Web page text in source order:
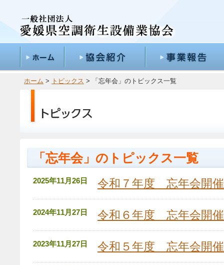
ホーム > トピックス > 「忘年会」のトピックス一覧
「忘年会」のトピックス一覧
2025年11月26日 令和７年度 忘年会開催
2024年11月27日 令和６年度 忘年会開催
2023年11月27日 令和５年度 忘年会開催